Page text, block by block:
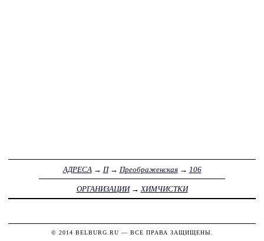
АДРЕСА → П→ Преображенская→ 106
ОРГАНИЗАЦИИ→ ХИМЧИСТКИ
© 2014 BELBURG.RU — ВСЕ ПРАВА ЗАЩИЩЕНЫ.